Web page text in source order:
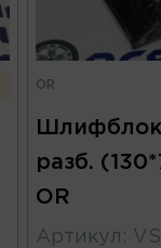
OR
разб.
OR
Артикул :